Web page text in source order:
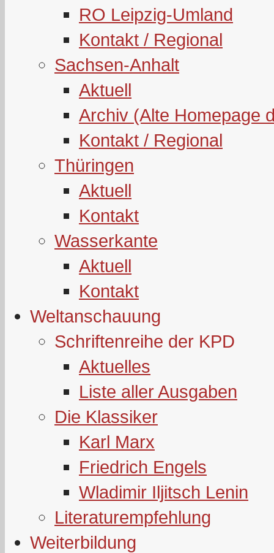
RO Leipzig-Umland
Kontakt / Regional
Sachsen-Anhalt
Aktuell
Archiv (Alte Homepage
Kontakt / Regional
Thüringen
Aktuell
Kontakt
Wasserkante
Aktuell
Kontakt
Weltanschauung
Schriftenreihe der KPD
Aktuelles
Liste aller Ausgaben
Die Klassiker
Karl Marx
Friedrich Engels
Wladimir Iljitsch Lenin
Literaturempfehlung
Weiterbildung